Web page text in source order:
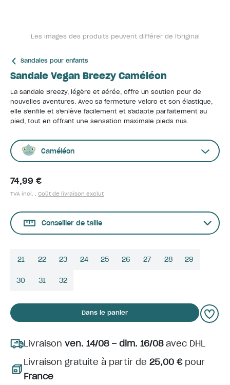
Les images des produits peuvent différer de l'original
Sandales pour enfants
Sandale Vegan Breezy Caméléon
La sandale Breezy, légère et aérée, offre un soutien pour de
nouvelles aventures. Avec sa fermeture velcro et son élastique,
elle s'enfile et s'enlève facilement et s'adapte parfaitement au
pied, tout en offrant une sensation maximale pieds nus.
Caméléon
74,99 €
TVA incl. , Coût de livraison exclut
Conseiller de taille
21 22 23 24 25 26 27 28 29
30 31 32
Dans le panier
Livraison ven. 14/08 – dim. 16/08avec DHL
Livraison gratuite à partir de 25,00 €pour
France